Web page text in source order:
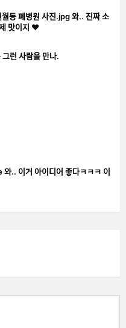
폐병원 사진.jpg 와.. 진짜 소
제 맛이지 ❤️
사람을 만나.
와.. 이거 아이디어 좋다ㅋㅋㅋ 이